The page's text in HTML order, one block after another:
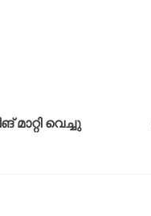
വെച്ചു